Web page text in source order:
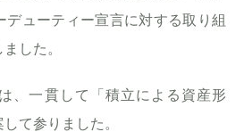
デューティー宣言に対する取り組
した。
、一貫して「積立による資産形
て参りました。